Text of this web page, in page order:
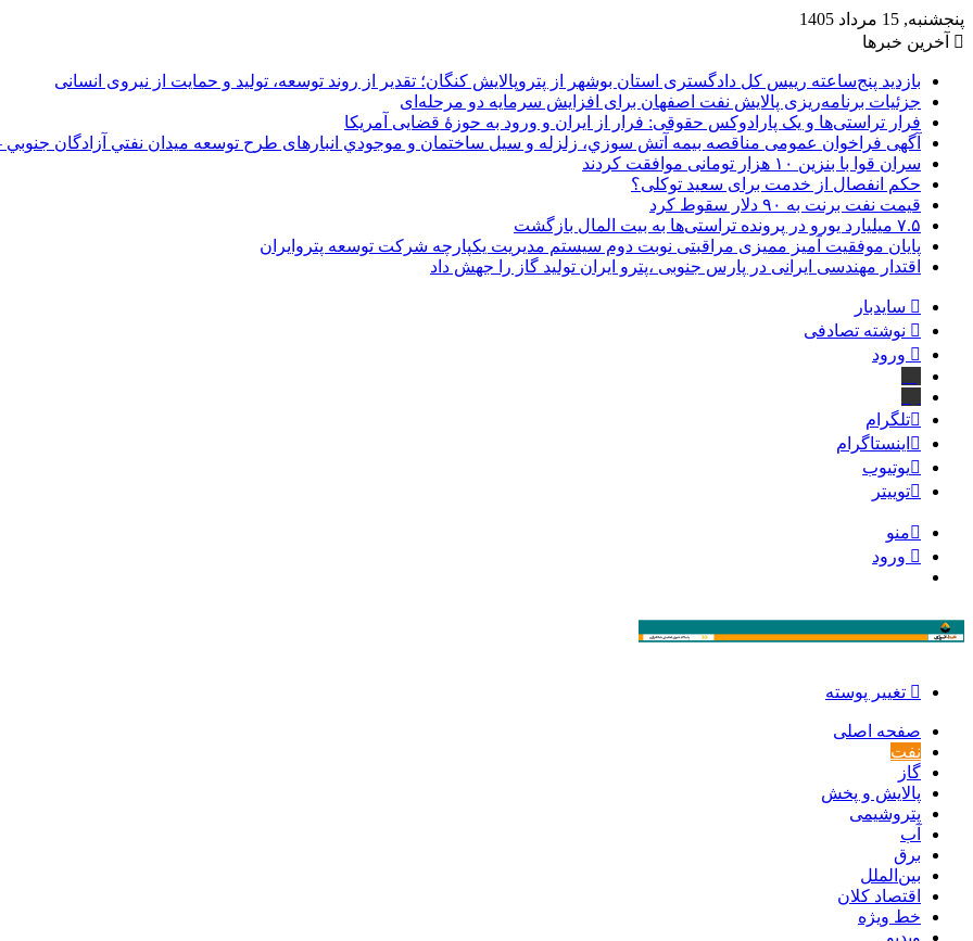
پنجشنبه, 15 مرداد 1405
آخرین خبرها
بازدید پنج‌ساعته رییس کل دادگستری استان بوشهر از پتروپالایش کنگان؛ تقدیر از روند توسعه، تولید و حمایت از نیروی انسانی
جزئیات برنامه‌ریزی پالایش نفت اصفهان برای افزایش سرمایه دو مرحله‌ای
فرار تراستی‌ها و یک پارادوکس حقوقی: فرار از ایران و ورود به حوزۀ قضایی آمریکا
آگهی فراخوان عمومی مناقصه بيمه آتش سوزي، زلزله و سیل ساختمان و موجودي انبارهای طرح توسعه ميدان نفتي آزادگان جنوبي
سران قوا با بنزین ۱۰ هزار تومانی موافقت کردند
حکم انفصال از خدمت برای سعید توکلی؟
قیمت نفت برنت به ۹۰ دلار سقوط کرد
۷.۵ میلیارد یورو در پرونده تراستی‌ها به بیت المال بازگشت
پایان موفقیت آمیز ممیزی مراقبتی نوبت دوم سیستم مدیریت یکپارچه شرکت توسعه پتروایران
اقتدار مهندسی ایرانی در پارس جنوبی ،پترو ایران تولید گاز را جهش داد
سایدبار
نوشته تصادفی
ورود
تلگرام
اینستاگرام
یوتیوب
توییتر
منو
ورود
تغییر پوسته
صفحه اصلی
نفت
گاز
پالایش و پخش
پتروشیمی
آب
برق
بین‌الملل
اقتصاد کلان
خط ویژه
ویدیو